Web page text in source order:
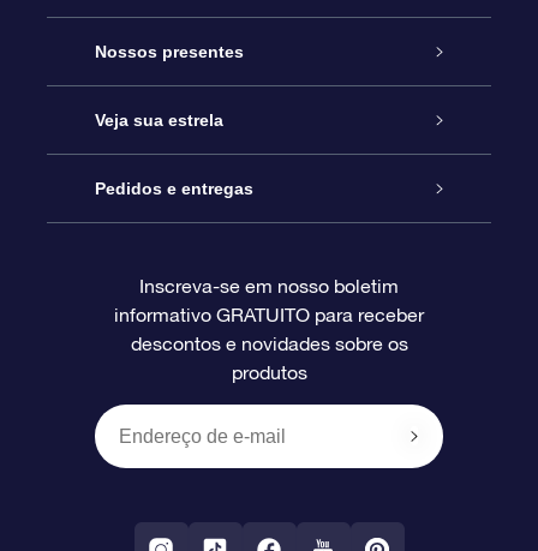
Serviço
Entre em contato conosco
Blog
Avaliações
Nossos presentes
Presente estrelar on-line
Pacote de presente da OSR
O cartão de presente da OSR
Presentes corporativos
Veja sua estrela
Star Register
Página estelar personalizada
Um Milhão de Estrelas
OSR Starsaver
Aplicativo RV Fly me to the stars
Pedidos e entregas
Informações de pagamento
Política de devolução
Constelações
Inscreva-se em nosso boletim
informativo GRATUITO para receber
descontos e novidades sobre os
produtos